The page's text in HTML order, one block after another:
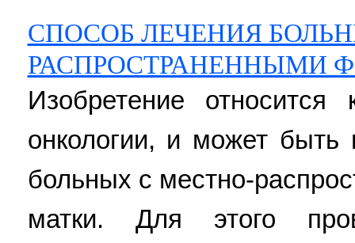
СПОСОБ ЛЕЧЕНИЯ
РАСПРОСТРАНЕННЫМИ
Изобретение
онкологии, и может быть
больных с местно-
матки. Для этого